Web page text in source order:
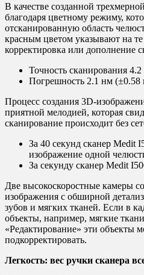
В качестве созданной
благодаря цветному режиму,
отсканированную область
красным цветом указывают на те
корректировка или дополнение
Точность сканирования
Погрешность 2.1 нм (±0.58
Процесс создания 3D-
приятной мелодией, которая
сканирование происходит без
За 40 секунд сканер Medit
изображение одной
За секунду сканер Medit
Две высокоскоростные камеры
изображения с обширной
зубов и мягких тканей. Если в
объекты, например, мягкие
«Редактирование» эти объекты
подкорректировать.
Легкость: вес ручки сканера